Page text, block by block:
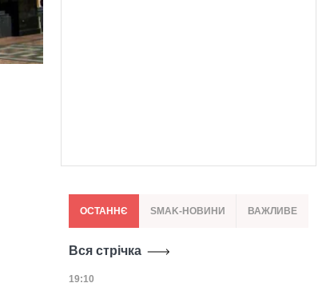
ОСТАННЄ SMAK-НОВИНИ ВАЖЛИВЕ
Вся стрічка
Дата публікації
19:10